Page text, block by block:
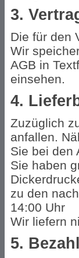
3.
Die für den
Wir
AGB in
einsehen.
4.
Zuzüglich
anfallen.
Sie bei den
Sie haben
zu den
14:00 Uhr
Wir liefern
5.